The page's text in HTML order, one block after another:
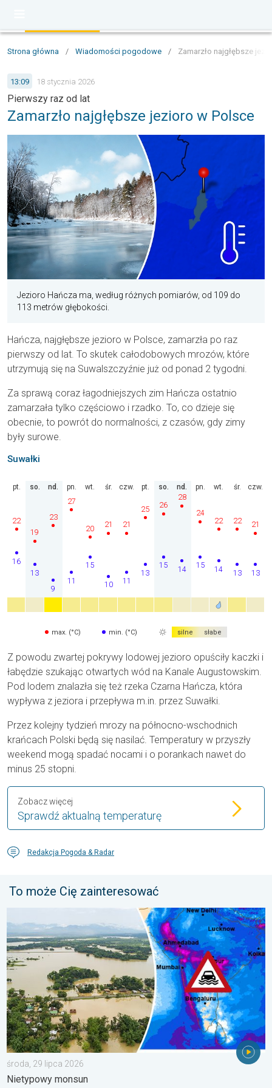
Strona główna / Wiadomości pogodowe / Zamarzło najgłębsze
13:09 18 stycznia 2026
Pierwszy raz od lat
Zamarzło najgłębsze jezioro w Polsce
Jezioro Hańcza ma, według różnych pomiarów, od 109 do
113 metrów głębokości.
Hańcza, najgłębsze jezioro w Polsce, zamarzła po raz
pierwszy od lat. To skutek całodobowych mrozów, które
utrzymują się na Suwalszczyźnie już od ponad 2 tygodni.
Za sprawą coraz łagodniejszych zim Hańcza ostatnio
zamarzała tylko częściowo i rzadko. To, co dzieje się
obecnie, to powrót do normalności, z czasów, gdy zimy
były surowe.
Suwałki
pt.
16
22
so.
13
19
nd.
9
23
pn.
11
27
wt.
15
20
śr.
10
21
czw.
11
21
pt.
13
25
so.
15
26
nd.
14
28
pn.
15
24
wt.
14
22
śr.
13
22
czw.
13
21
max. (°C) min. (°C) silne słabe
Z powodu zwartej pokrywy lodowej jezioro opuściły kaczki i
łabędzie szukając otwartych wód na Kanale Augustowskim.
Pod lodem znalazła się też rzeka Czarna Hańcza, która
wypływa z jeziora i przepływa m.in. przez Suwałki.
Przez kolejny tydzień mrozy na północno-wschodnich
krańcach Polski będą się nasilać. Temperatury w przyszły
weekend mogą spadać nocami i o porankach nawet do
minus 25 stopni.
Sprawdź aktualną temperaturę
Zobacz więcej
Redakcja Pogoda & Radar
To może Cię zainteresować
Powodzie i osuwiska w Azji. Nietypowy monsun. . . środa, 29
środa, 29 lipca 2026
Nietypowy monsun